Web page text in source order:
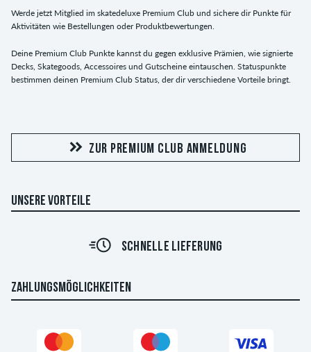
Werde jetzt Mitglied im skatedeluxe Premium Club und sichere dir Punkte für
Aktivitäten wie Bestellungen oder Produktbewertungen.
Deine Premium Club Punkte kannst du gegen exklusive Prämien, wie signierte
Decks, Skategoods, Accessoires und Gutscheine eintauschen. Statuspunkte
bestimmen deinen Premium Club Status, der dir verschiedene Vorteile bringt.
ZUR PREMIUM CLUB ANMELDUNG
UNSERE VORTEILE
SCHNELLE LIEFERUNG
ZAHLUNGSMÖGLICHKEITEN